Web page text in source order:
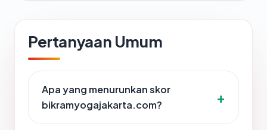
Pertanyaan Umum
Apa yang menurunkan skor
bikramyogajakarta.com?